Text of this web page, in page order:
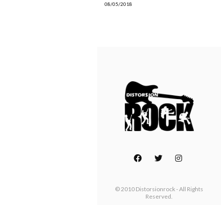
08/05/2018
© 2010 Distorsionrock - All Rights
Reserved.